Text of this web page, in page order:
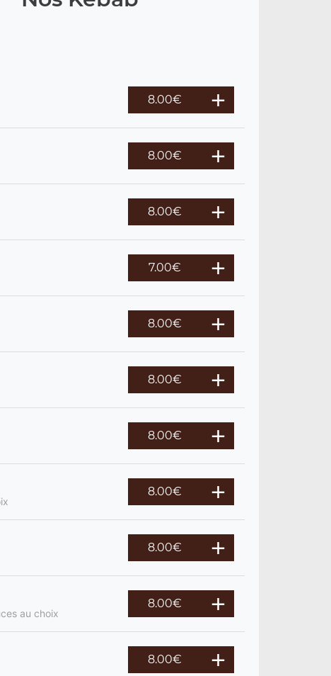
8.00€
8.00€
8.00€
7.00€
8.00€
8.00€
8.00€
8.00€
8.00€
au choix
8.00€
8.00€